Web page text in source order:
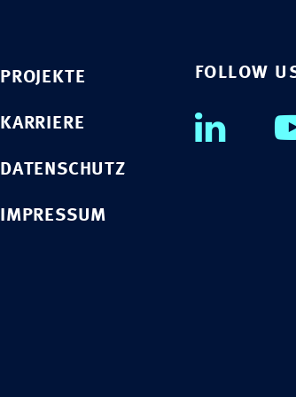
PROJEKTE
KARRIERE
DATENSCHUTZ
IMPRESSUM
FOLLOW